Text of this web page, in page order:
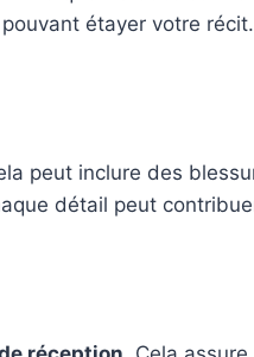
étayer votre récit.
peut inclure des
détail peut